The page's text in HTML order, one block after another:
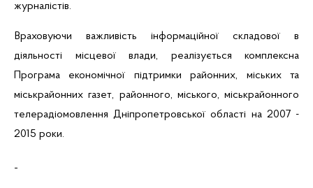
журналістів.
Враховуючи важливість інформаційної складової в
діяльності місцевої влади, реалізується комплексна
Програма економічної підтримки районних, міських та
міськрайонних газет, районного, міського, міськрайонного
телерадіомовлення Дніпропетровської області на 2007 -
2015 роки.